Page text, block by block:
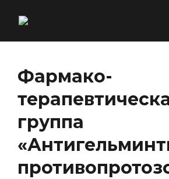
Фармако-
группа